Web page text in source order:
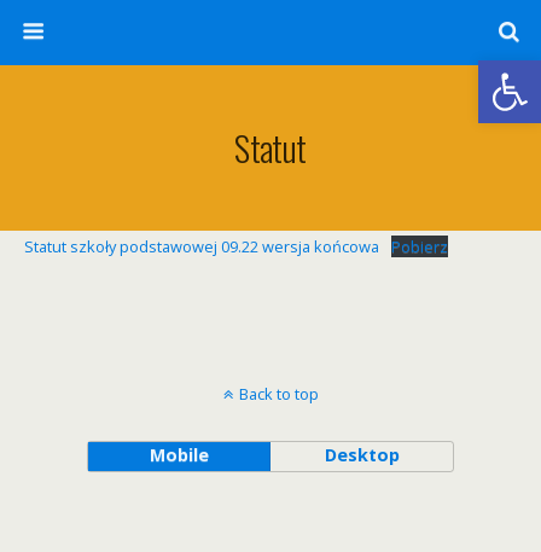
Statut
Statut szkoły podstawowej 09.22 wersja końcowa Pobierz
Back to top
Mobile Desktop